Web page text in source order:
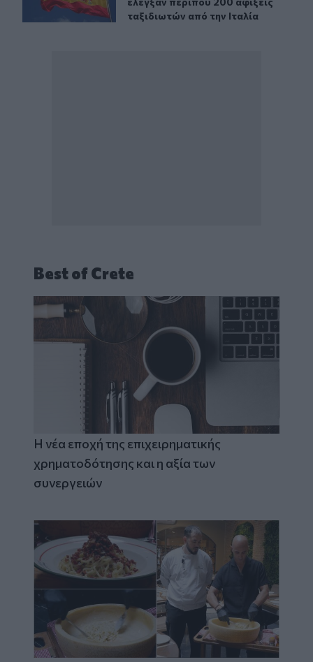
ταξιδιωτών από την Ιταλία
Best of Crete
Η νέα εποχή της επιχειρηματικής
χρηματοδότησης και η αξία των
συνεργειών